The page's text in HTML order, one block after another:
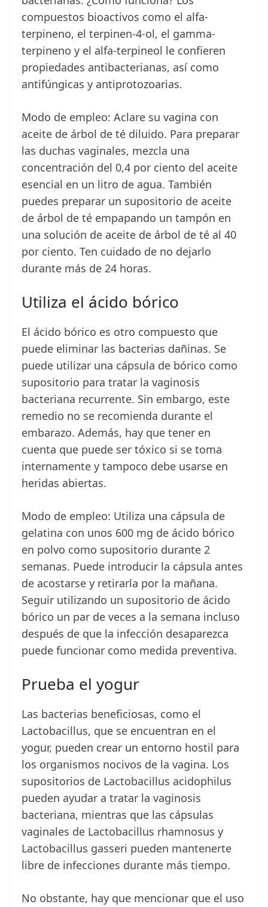
compuestos bioactivos como el alfa-
terpineno, el terpinen-4-ol, el gamma-
terpineno y el alfa-terpineol le confieren
propiedades antibacterianas, así como
antifúngicas y antiprotozoarias.
Modo de empleo: Aclare su vagina con
aceite de árbol de té diluido. Para preparar
las duchas vaginales, mezcla una
concentración del 0,4 por ciento del aceite
esencial en un litro de agua. También
puedes preparar un supositorio de aceite
de árbol de té empapando un tampón en
una solución de aceite de árbol de té al 40
por ciento. Ten cuidado de no dejarlo
durante más de 24 horas.
Utiliza el ácido bórico
El ácido bórico es otro compuesto que
puede eliminar las bacterias dañinas. Se
puede utilizar una cápsula de bórico como
supositorio para tratar la vaginosis
bacteriana recurrente. Sin embargo, este
remedio no se recomienda durante el
embarazo. Además, hay que tener en
cuenta que puede ser tóxico si se toma
internamente y tampoco debe usarse en
heridas abiertas.
Modo de empleo: Utiliza una cápsula de
gelatina con unos 600 mg de ácido bórico
en polvo como supositorio durante 2
semanas. Puede introducir la cápsula antes
de acostarse y retirarla por la mañana.
Seguir utilizando un supositorio de ácido
bórico un par de veces a la semana incluso
después de que la infección desaparezca
puede funcionar como medida preventiva.
Prueba el yogur
Las bacterias beneficiosas, como el
Lactobacillus, que se encuentran en el
yogur, pueden crear un entorno hostil para
los organismos nocivos de la vagina. Los
supositorios de Lactobacillus acidophilus
pueden ayudar a tratar la vaginosis
bacteriana, mientras que las cápsulas
vaginales de Lactobacillus rhamnosus y
Lactobacillus gasseri pueden mantenerte
libre de infecciones durante más tiempo.
No obstante, hay que mencionar que el uso